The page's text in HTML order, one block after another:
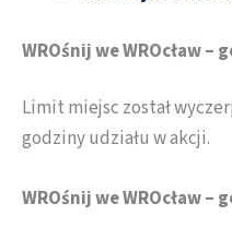
WROśnij we WROcław –
Limit miejsc został
godziny udziału w akcji.
WROśnij we WROcław –